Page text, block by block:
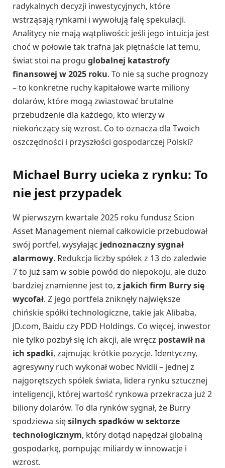
radykalnych decyzji inwestycyjnych, które
wstrząsają rynkami i wywołują falę spekulacji.
Analitycy nie mają wątpliwości: jeśli jego intuicja jest
choć w połowie tak trafna jak piętnaście lat temu,
świat stoi na progu globalnej katastrofy
finansowej w 2025 roku. To nie są suche prognozy
– to konkretne ruchy kapitałowe warte miliony
dolarów, które mogą zwiastować brutalne
przebudzenie dla każdego, kto wierzy w
niekończący się wzrost. Co to oznacza dla Twoich
oszczędności i przyszłości gospodarczej Polski?
Michael Burry ucieka z rynku: To
nie jest przypadek
W pierwszym kwartale 2025 roku fundusz Scion
Asset Management niemal całkowicie przebudował
swój portfel, wysyłając jednoznaczny sygnał
alarmowy. Redukcja liczby spółek z 13 do zaledwie
7 to już sam w sobie powód do niepokoju, ale dużo
bardziej znamienne jest to, z jakich firm Burry się
wycofał. Z jego portfela zniknęły największe
chińskie spółki technologiczne, takie jak Alibaba,
JD.com, Baidu czy PDD Holdings. Co więcej, inwestor
nie tylko pozbył się ich akcji, ale wręcz postawił na
ich spadki, zajmując krótkie pozycje. Identyczny,
agresywny ruch wykonał wobec Nvidii – jednej z
najgorętszych spółek świata, lidera rynku sztucznej
inteligencji, której wartość rynkowa przekracza już 2
biliony dolarów. To dla rynków sygnał, że Burry
spodziewa sięsilnych spadków w sektorze
technologicznym, który dotąd napędzał globalną
gospodarkę, pompując miliardy w innowacje i
wzrost.